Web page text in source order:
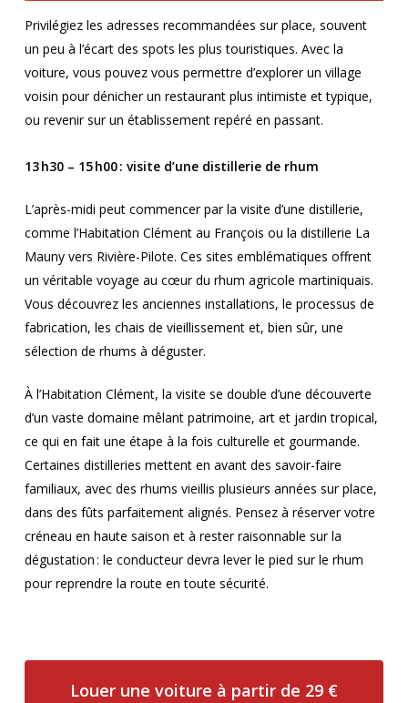
Privilégiez les adresses recommandées sur place, souvent
un peu à l’écart des spots les plus touristiques. Avec la
voiture, vous pouvez vous permettre d’explorer un village
voisin pour dénicher un restaurant plus intimiste et typique,
ou revenir sur un établissement repéré en passant.
13 h30 – 15 h00 : visite d’une distillerie de rhum
L’après-midi peut commencer par la visite d’une distillerie,
comme l’Habitation Clément au François ou la distillerie La
Mauny vers Rivière-Pilote. Ces sites emblématiques offrent
un véritable voyage au cœur du rhum agricole martiniquais.
Vous découvrez les anciennes installations, le processus de
fabrication, les chais de vieillissement et, bien sûr, une
sélection de rhums à déguster.
À l’Habitation Clément, la visite se double d’une découverte
d’un vaste domaine mêlant patrimoine, art et jardin tropical,
ce qui en fait une étape à la fois culturelle et gourmande.
Certaines distilleries mettent en avant des savoir-faire
familiaux, avec des rhums vieillis plusieurs années sur place,
dans des fûts parfaitement alignés. Pensez à réserver votre
créneau en haute saison et à rester raisonnable sur la
dégustation : le conducteur devra lever le pied sur le rhum
pour reprendre la route en toute sécurité.
Louer une voiture à partir de 29 €